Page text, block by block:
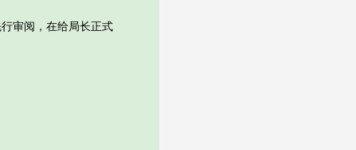
审阅，在给局长正式